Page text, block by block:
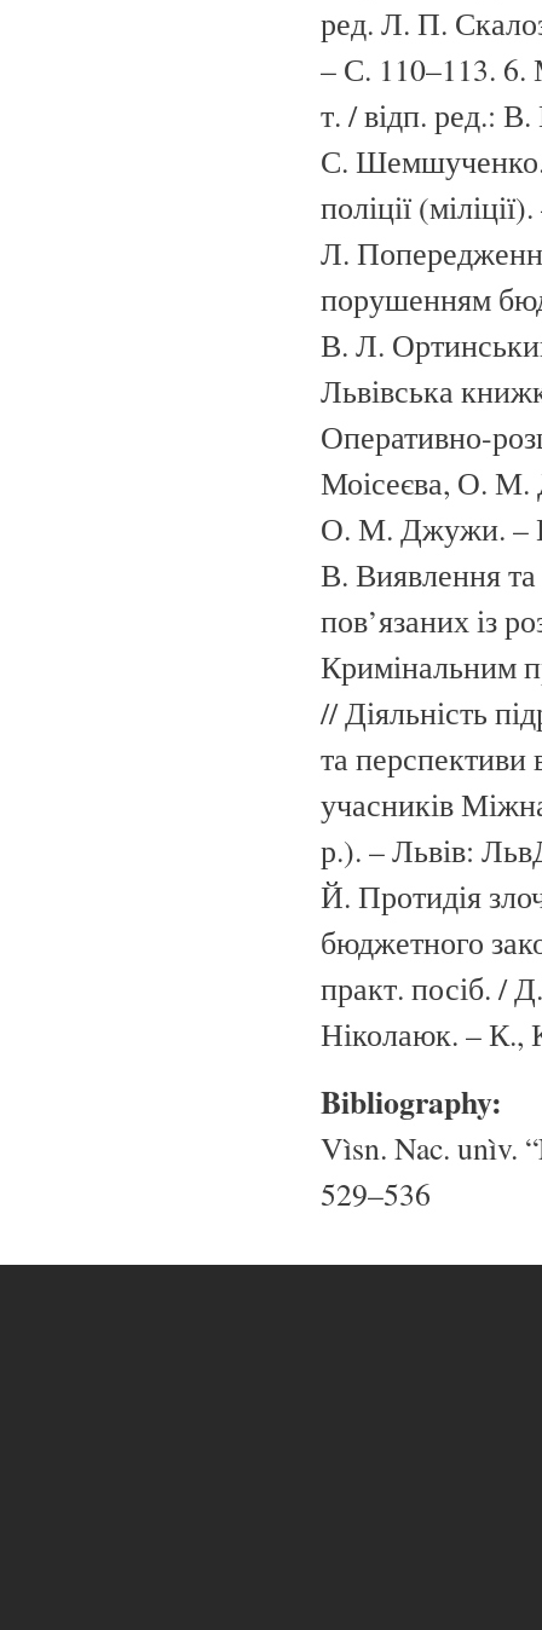
ред. Л. П.
– С. 110–113. 6.
т. / відп. ред.:
С. Шемшученко.
поліції
Л.
порушенням
В. Л.
Львівська
Оперативно-
Моісеєва, О. М.
О. М. Джужи. –
В. Виявлення та
пов’язаних із
Кримінальним
// Діяльність
та перспективи
учасників
р.). – Львів:
Й. Протидія
бюджетного
практ. посіб. /
Ніколаюк. – К.,
Bibliography:
Vìsn. Nac. unìv.
529–536